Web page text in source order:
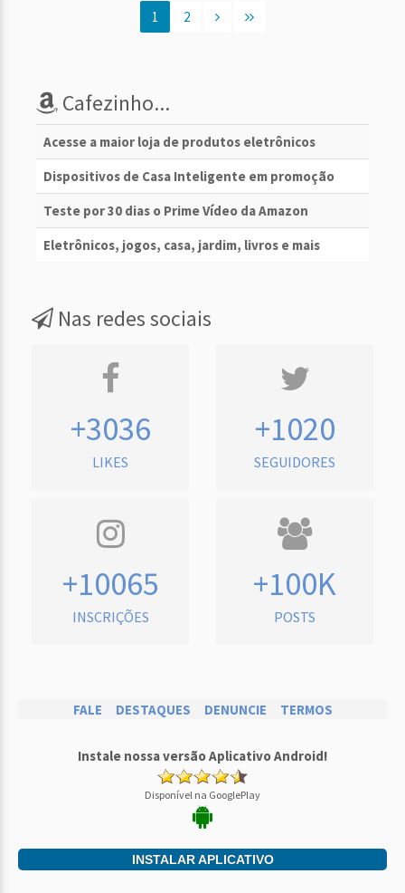
1 2
Cafezinho...
Acesse a maior loja de produtos eletrônicos
Dispositivos de Casa Inteligente em promoção
Teste por 30 dias o Prime Vídeo da Amazon
Eletrônicos, jogos, casa, jardim, livros e mais
Nas redes sociais
+3036
LIKES
+1020
SEGUIDORES
+10065
INSCRIÇÕES
+100K
POSTS
FALE DESTAQUES DENUNCIE TERMOS
Instale nossa versão Aplicativo Android!
Disponível na GooglePlay
INSTALAR APLICATIVO